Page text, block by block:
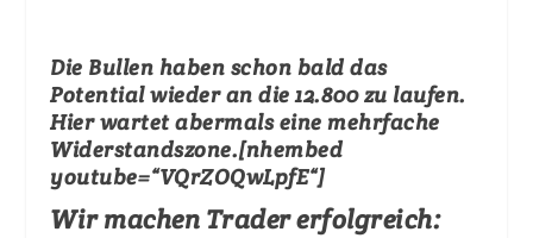
Die Bullen haben schon bald das
Potential wieder an die 12.800 zu laufen.
Hier wartet abermals eine mehrfache
Widerstandszone.[nhembed
youtube=“VQrZOQwLpfE“]
Wir machen Trader erfolgreich: